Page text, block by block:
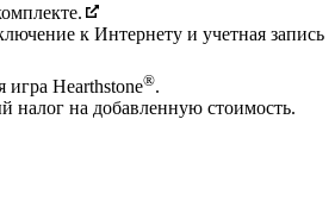
к Интернету и учетная запись
игра Hearthstone®.
налог на добавленную стоимость.